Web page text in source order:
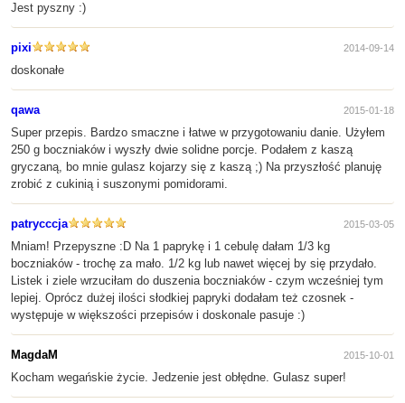
Jest pyszny :)
pixi 2014-09-14
doskonałe
qawa 2015-01-18
Super przepis. Bardzo smaczne i łatwe w przygotowaniu danie. Użyłem
250 g boczniaków i wyszły dwie solidne porcje. Podałem z kaszą
gryczaną, bo mnie gulasz kojarzy się z kaszą ;) Na przyszłość planuję
zrobić z cukinią i suszonymi pomidorami.
patrycccja 2015-03-05
Mniam! Przepyszne :D Na 1 paprykę i 1 cebulę dałam 1/3 kg
boczniaków - trochę za mało. 1/2 kg lub nawet więcej by się przydało.
Listek i ziele wrzuciłam do duszenia boczniaków - czym wcześniej tym
lepiej. Oprócz dużej ilości słodkiej papryki dodałam też czosnek -
występuje w większości przepisów i doskonale pasuje :)
MagdaM 2015-10-01
Kocham wegańskie życie. Jedzenie jest obłędne. Gulasz super!